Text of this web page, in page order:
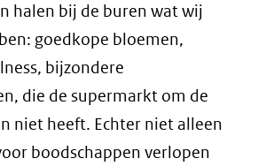
halen bij de buren wat wij
goedkope bloemen,
bijzondere
die de supermarkt om de
niet heeft. Echter niet alleen
boodschappen verlopen